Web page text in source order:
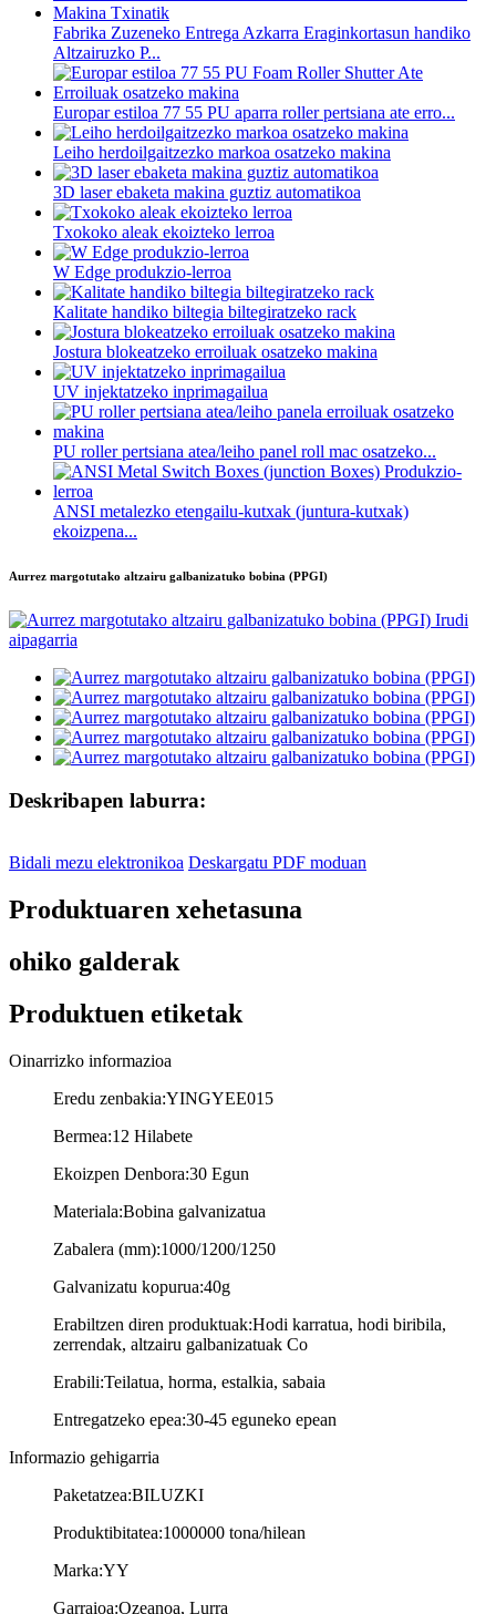
Fabrika Zuzeneko Entrega Azkarra Eraginkortasun handiko
Altzairuzko P...
Europar estiloa 77 55 PU aparra roller pertsiana ate erro...
Leiho herdoilgaitzezko markoa osatzeko makina
3D laser ebaketa makina guztiz automatikoa
Txokoko aleak ekoizteko lerroa
W Edge produkzio-lerroa
Kalitate handiko biltegia biltegiratzeko rack
Jostura blokeatzeko erroiluak osatzeko makina
UV injektatzeko inprimagailua
PU roller pertsiana atea/leiho panel roll mac osatzeko...
ANSI metalezko etengailu-kutxak (juntura-kutxak)
ekoizpena...
Aurrez margotutako altzairu galbanizatuko bobina (PPGI)
Deskribapen laburra:
Bidali mezu elektronikoa Deskargatu PDF moduan
Produktuaren xehetasuna
ohiko galderak
Produktuen etiketak
Oinarrizko informazioa
Eredu zenbakia:YINGYEE015
Bermea:12 Hilabete
Ekoizpen Denbora:30 Egun
Materiala:Bobina galvanizatua
Zabalera (mm):1000/1200/1250
Galvanizatu kopurua:40g
Erabiltzen diren produktuak:Hodi karratua, hodi biribila,
zerrendak, altzairu galbanizatuak Co
Erabili:Teilatua, horma, estalkia, sabaia
Entregatzeko epea:30-45 eguneko epean
Informazio gehigarria
Paketatzea:BILUZKI
Produktibitatea:1000000 tona/hilean
Marka:YY
Garraioa:Ozeanoa, Lurra